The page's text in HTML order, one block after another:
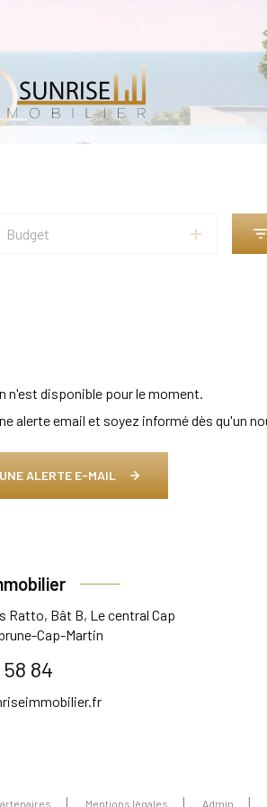
Budget
n'est disponible pour le moment.
alerte email et soyez informé dès qu'un
ALERTE E-MAIL
Ratto, Bât B, Le central Cap
Cap-Martin
84
Mentions légales Admin